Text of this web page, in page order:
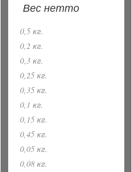
Вес нетто
0,5 кг.
0,2 кг.
0,3 кг.
0,25 кг.
0,35 кг.
0,1 кг.
0,15 кг.
0,45 кг.
0,05 кг.
0,08 кг.